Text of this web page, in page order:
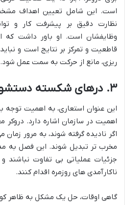
است. این شامل تعیین اهداف
نظارت دقیق بر پیشرفت کار و
وظایفشان است. او باور داشت که
قاطعیت و تمرکز بر نتایج است و
ریزی، مانع از حرکت به سمت عمل شود.
۳. درهای شکسته دستشویی
این عنوان استعاری، به اهمیت
اهمیت در سازمان اشاره دارد.
اگر نادیده گرفته شوند، به مرور
مخرب تر تبدیل شوند. این فصل به
جزئیات عملیاتی بی تفاوت نباشند
ناکارآمدی های روزمره اقدام کنند.
گاهی اوقات، حل یک مشکل به ظاهر